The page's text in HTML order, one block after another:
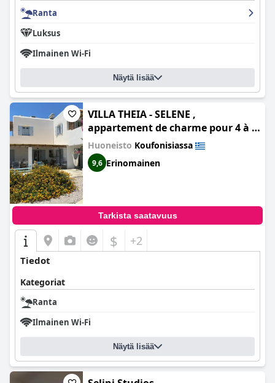
Ranta
Luksus
Ilmainen Wi-Fi
Näytä lisää
VILLA THEIA - SELENE ,
appartement de charme pour 4 à 6
personnes prés de la plage et du
village de Koufonissi
Huoneisto Koufonisiassa
9,6 Erinomainen
Tarkista saatavuus
$ +2
Tiedot
Kategoriat
Ranta
Ilmainen Wi-Fi
Näytä lisää